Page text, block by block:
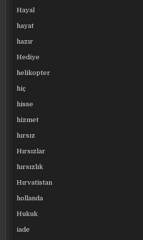
Hayal
hayat
hazır
Hediye
helikopter
hiç
hisse
hizmet
hırsız
Hırsızlar
hırsızlık
Hırvatistan
hollanda
Hukuk
iade